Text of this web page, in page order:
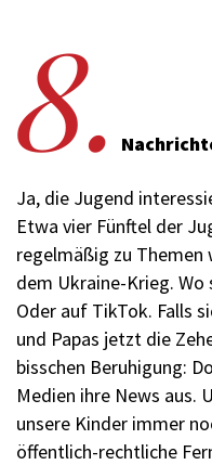
8.
Ja, die Jugend
Etwa vier Fünftel der
regelmäßig zu
dem Ukraine-Krieg.
Oder auf TikTok. Falls
und Papas jetzt die
bisschen Beruhigung:
Medien ihre News aus.
unsere Kinder immer
öffentlich-rechtliche